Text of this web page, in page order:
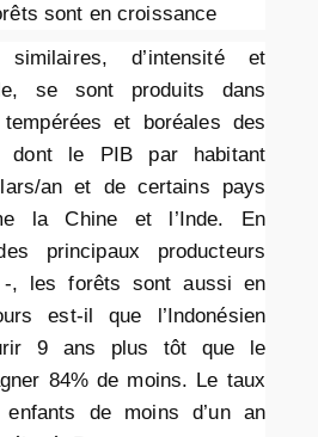
sont en croissance
d’intensité et
se sont produits dans
et boréales des
dont le PIB par habitant
an et de certains pays
la Chine et l’Inde. En
principaux producteurs
-, les forêts sont aussi en
est-il que l’Indonésien
9 ans plus tôt que le
84% de moins. Le taux
de moins d’un an